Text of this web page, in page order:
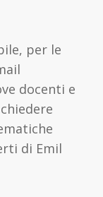
per le
docenti e
di Emil